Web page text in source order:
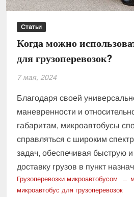
Статьи
Когда можно
для грузоперевозок?
7 мая, 2024
Благодаря своей
маневренности и
габаритам, микроавтобусы
справляться с широким
задач, обеспечивая быструю
доставку грузов в пункт
Грузоперевозки микроавтобусом
микроавтобус для грузоперевозок